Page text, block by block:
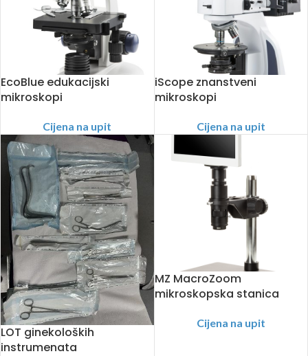
EcoBlue edukacijski
mikroskopi
Cijena na upit
iScope znanstveni
mikroskopi
Cijena na upit
LOT ginekoloških
instrumenata
MZ MacroZoom
mikroskopska stanica
Cijena na upit